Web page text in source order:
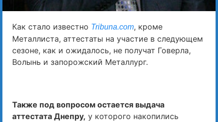
Как стало известно Tribuna.com, кроме
Металлиста, аттестаты на участие в следующем
сезоне, как и ожидалось, не получат Говерла,
Волынь и запорожский Металлург.
Также под вопросом остается выдача
аттестата Днепру, у которого накопились